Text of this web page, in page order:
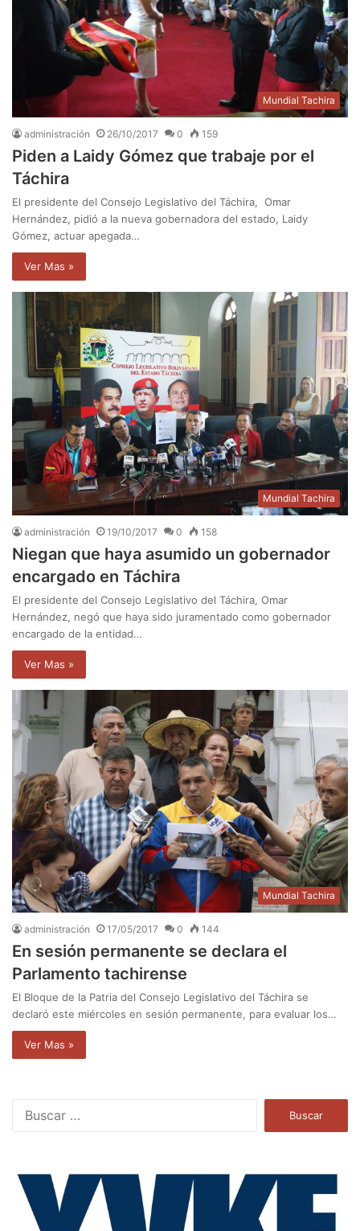
Mundial Tachira
administración 26/10/2017 0 159
Piden a Laidy Gómez que trabaje por el
Táchira
El presidente del Consejo Legislativo del Táchira, Omar
Hernández, pidió a la nueva gobernadora del estado, Laidy
Gómez, actuar apegada…
Ver Mas »
Mundial Tachira
administración 19/10/2017 0 158
Niegan que haya asumido un gobernador
encargado en Táchira
El presidente del Consejo Legislativo del Táchira, Omar
Hernández, negó que haya sido juramentado como gobernador
encargado de la entidad…
Ver Mas »
Mundial Tachira
administración 17/05/2017 0 144
En sesión permanente se declara el
Parlamento tachirense
El Bloque de la Patria del Consejo Legislativo del Táchira se
declaró este miércoles en sesión permanente, para evaluar los…
Ver Mas »
a